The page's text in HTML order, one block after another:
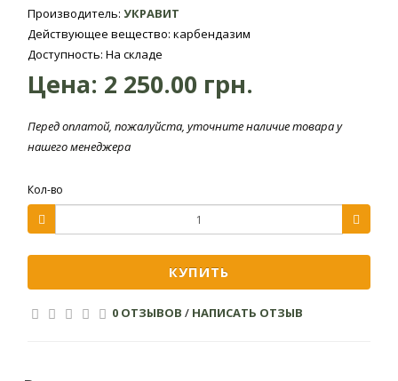
Подсолнечник
препарата
0,4 л/га
Мучнистая
роса,
период
вегетации
появлении
Производитель: УКРАВИТ
Действующее вещество: карбендазим
Доступность: На складе
Цена: 2 250.00 грн.
Перед оплатой, пожалуйста, уточните наличие товара у
нашего менеджера
Кол-во
КУПИТЬ
0 ОТЗЫВОВ / НАПИСАТЬ ОТЗЫВ